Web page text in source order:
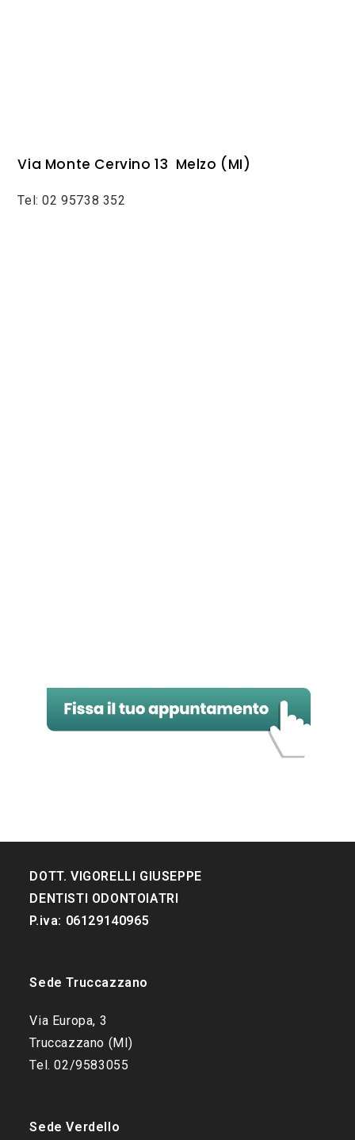
Via Monte Cervino 13 Melzo (MI)
Tel: 02 95738 352
DOTT. VIGORELLI GIUSEPPE
DENTISTI ODONTOIATRI
P.iva: 06129140965
Sede Truccazzano
Via Europa, 3
Truccazzano (MI)
Tel. 02/9583055
Sede Verdello